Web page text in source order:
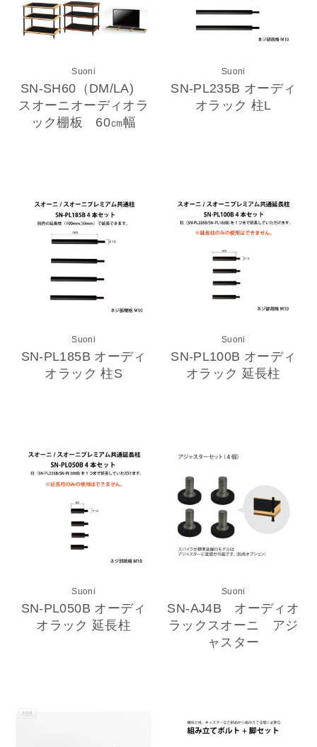
Suoni
SN-SH60（DM/LA)
スオーニオーディオラ
ック棚板 60㎝幅
Suoni
SN-PL235B オーディ
オラック 柱L
Suoni
SN-PL185B オーディ
オラック 柱S
Suoni
SN-PL100B オーディ
オラック 延長柱
Suoni
SN-PL050B オーディ
オラック 延長柱
Suoni
SN-AJ4B オーディオ
ラックスオーニ アジ
ャスター